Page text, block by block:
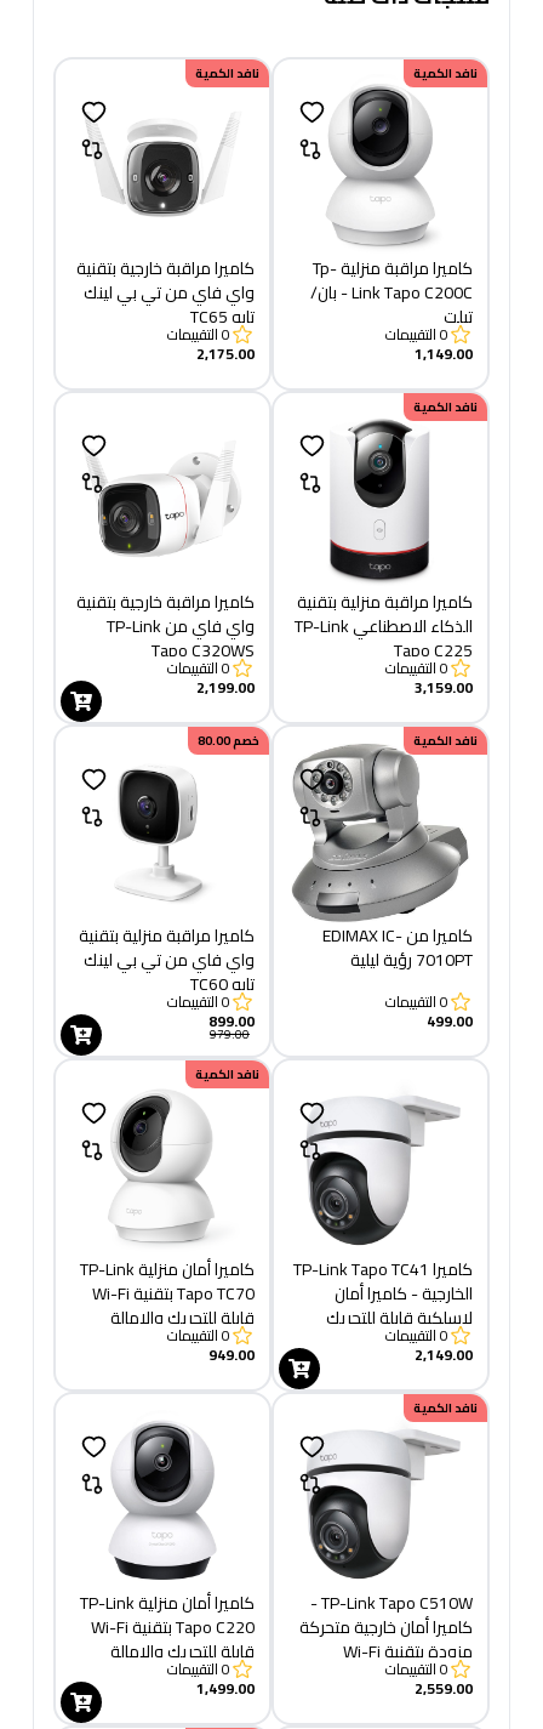
نافد الكمية
كاميرا مراقبة منزلية Tp-
Link Tapo C200C - بان/
تيلت
0التقييمات
1,149.00
نافد الكمية
كاميرا مراقبة خارجية بتقنية
واي فاي من تي بي لينك
تابو TC65
0التقييمات
2,175.00
نافد الكمية
كاميرا مراقبة منزلية بتقنية
الذكاء الاصطناعي TP-Link
Tapo C225
0التقييمات
3,159.00
كاميرا مراقبة خارجية بتقنية
واي فاي من TP-Link
Tapo C320WS
0التقييمات
2,199.00
نافد الكمية
كاميرا من EDIMAX IC-
7010PT رؤية ليلية
0التقييمات
499.00
خصم80.00
كاميرا مراقبة منزلية بتقنية
واي فاي من تي بي لينك
تابو TC60
0التقييمات
899.00
979.00
كاميرا TP-Link Tapo TC41
الخارجية - كاميرا أمان
لاسلكية قابلة للتحريك
والإمالة
0التقييمات
2,149.00
نافد الكمية
كاميرا أمان منزلية TP-Link
Tapo TC70 بتقنية Wi-Fi
قابلة للتحريك والإمالة
0التقييمات
949.00
نافد الكمية
TP-Link Tapo C510W -
كاميرا أمان خارجية متحركة
مزودة بتقنية Wi-Fi
0التقييمات
2,559.00
كاميرا أمان منزلية TP-Link
Tapo C220 بتقنية Wi-Fi
قابلة للتحريك والإمالة
0التقييمات
1,499.00